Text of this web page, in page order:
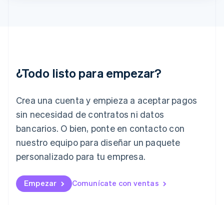
¿Todo listo para empezar?
Crea una cuenta y empieza a aceptar pagos
sin necesidad de contratos ni datos
bancarios. O bien, ponte en contacto con
nuestro equipo para diseñar un paquete
personalizado para tu empresa.
Empezar Comunícate con ventas
Letonia
English
Deutsch English
Lituania
English
Luxemburgo
FrançaisDeutsch English
English 简体中文
English
México